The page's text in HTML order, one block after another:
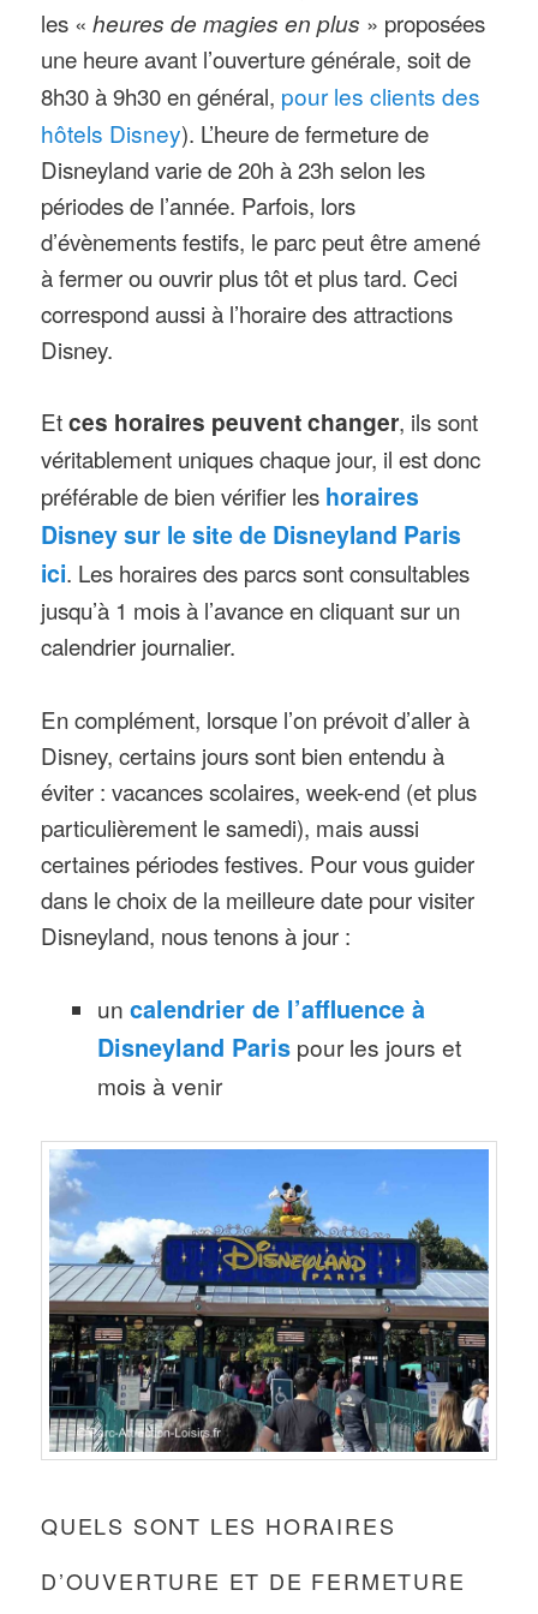
les «heures de magies en plus » proposées
une heure avant l’ouverture générale, soit de
8h30 à 9h30 en général, pour les clients des
hôtels Disney). L’heure de fermeture de
Disneyland varie de 20h à 23h selon les
périodes de l’année. Parfois, lors
d’évènements festifs, le parc peut être amené
à fermer ou ouvrir plus tôt et plus tard. Ceci
correspond aussi à l’horaire des attractions
Disney.
Etces horaires peuvent changer, ils sont
véritablement uniques chaque jour, il est donc
préférable de bien vérifier les horaires
Disney sur le site de Disneyland Paris
ici. Les horaires des parcs sont consultables
jusqu’à 1 mois à l’avance en cliquant sur un
calendrier journalier.
En complément, lorsque l’on prévoit d’aller à
Disney, certains jours sont bien entendu à
éviter : vacances scolaires, week-end (et plus
particulièrement le samedi), mais aussi
certaines périodes festives. Pour vous guider
dans le choix de la meilleure date pour visiter
Disneyland, nous tenons à jour :
un calendrier de l’affluence à
Disneyland Parispour les jours et
mois à venir
QUELS SONT LES HORAIRES
D’OUVERTURE ET DE FERMETURE